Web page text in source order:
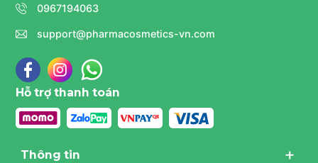
0967194063
support@pharmacosmetics-vn.com
Hỗ trợ thanh toán
Thông tin